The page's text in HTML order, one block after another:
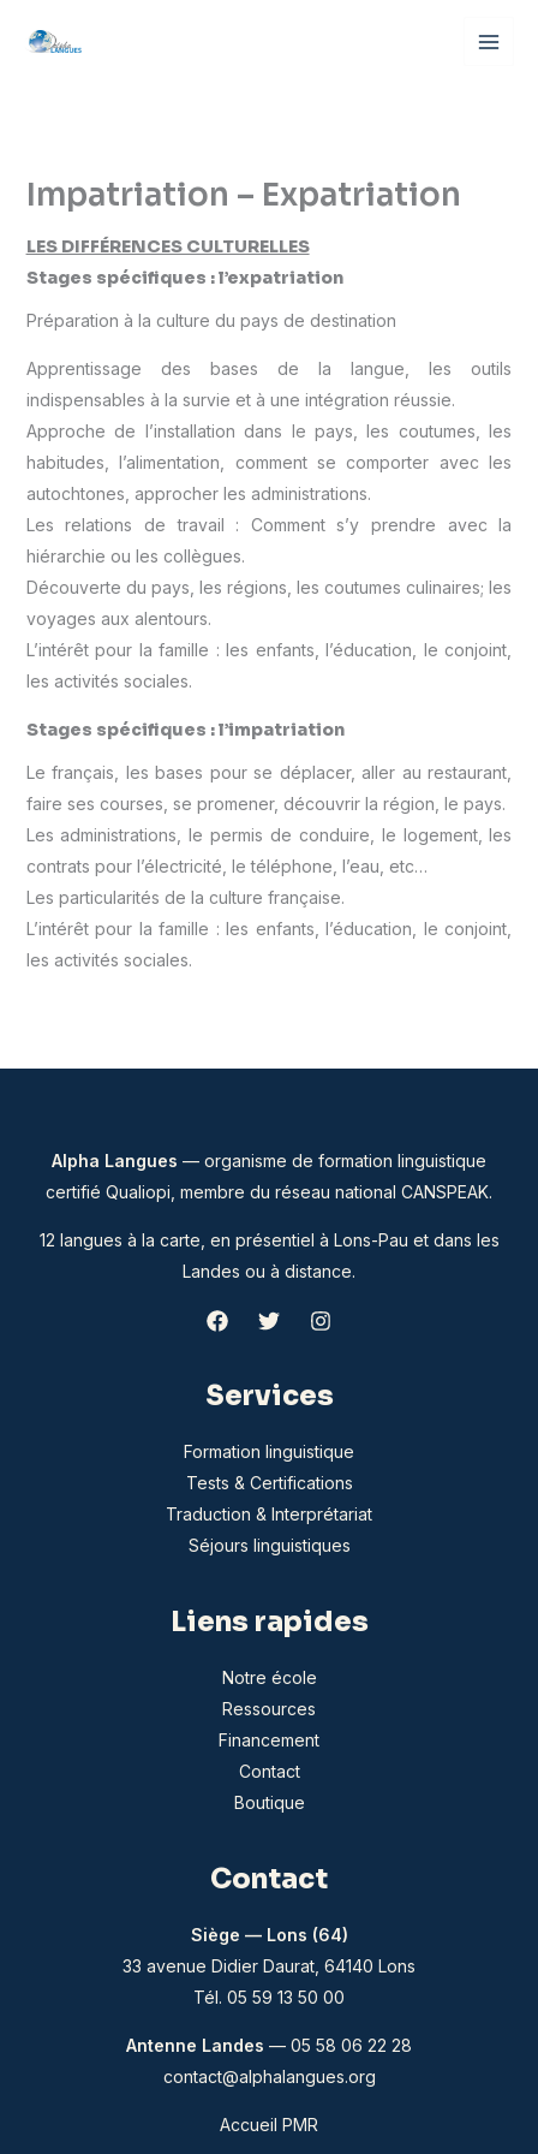
Impatriation – Expatriation
LES DIFFÉRENCES CULTURELLES
Stages spécifiques : l’expatriation
Préparation à la culture du pays de destination
Apprentissage des bases de la langue, les outils
indispensables à la survie et à une intégration réussie.
Approche de l’installation dans le pays, les coutumes, les
habitudes, l’alimentation, comment se comporter avec les
autochtones, approcher les administrations.
Les relations de travail : Comment s’y prendre avec la
hiérarchie ou les collègues.
Découverte du pays, les régions, les coutumes culinaires; les
voyages aux alentours.
L’intérêt pour la famille : les enfants, l’éducation, le conjoint,
les activités sociales.
Stages spécifiques : l’impatriation
Le français, les bases pour se déplacer, aller au restaurant,
faire ses courses, se promener, découvrir la région, le pays.
Les administrations, le permis de conduire, le logement, les
contrats pour l’électricité, le téléphone, l’eau, etc…
Les particularités de la culture française.
L’intérêt pour la famille : les enfants, l’éducation, le conjoint,
les activités sociales.
Alpha Langues — organisme de formation linguistique
certifié Qualiopi, membre du réseau national CANSPEAK.
12 langues à la carte, en présentiel à Lons-Pau et dans les
Landes ou à distance.
Services
Formation linguistique
Tests & Certifications
Traduction & Interprétariat
Séjours linguistiques
Liens rapides
Notre école
Ressources
Financement
Contact
Boutique
Contact
Siège — Lons (64)
33 avenue Didier Daurat, 64140 Lons
Tél. 05 59 13 50 00
Antenne Landes — 05 58 06 22 28
contact@alphalangues.org
Accueil PMR